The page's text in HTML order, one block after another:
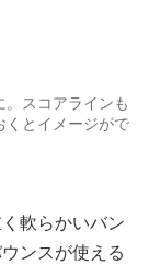
スコアラインも
くとイメージがで
軟らかいバン
ンスが使える